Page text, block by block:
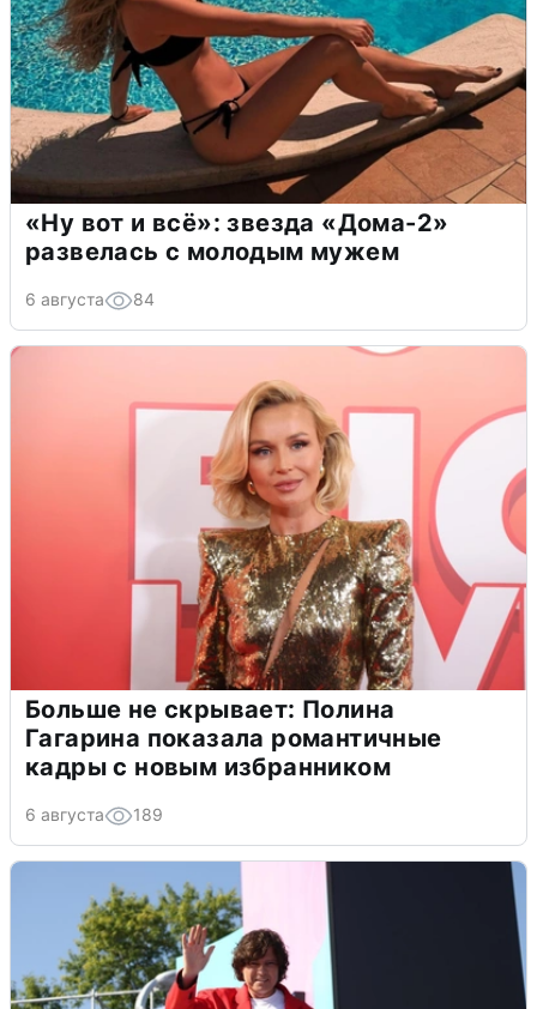
«Ну вот и всё»: звезда «Дома-2»
развелась с молодым мужем
6 августа 84
Больше не скрывает: Полина
Гагарина показала романтичные
кадры с новым избранником
6 августа 189